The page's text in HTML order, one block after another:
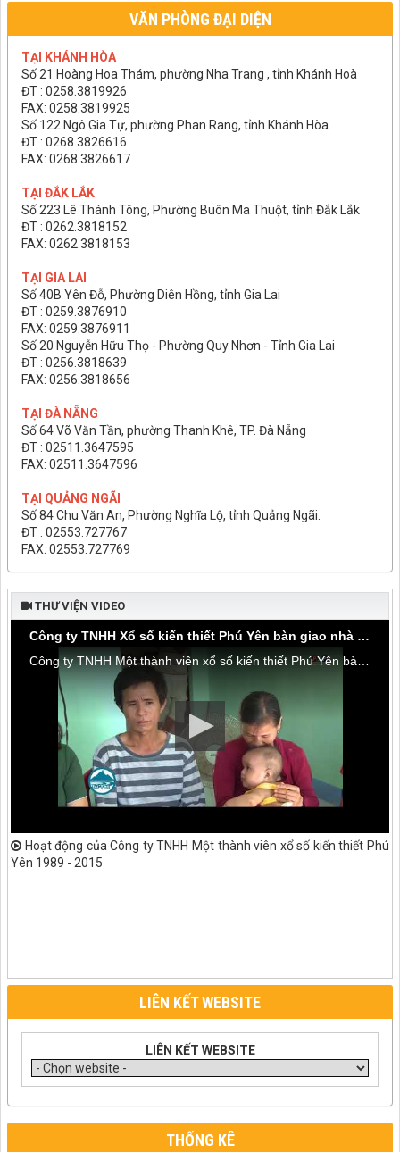
VĂN PHÒNG ĐẠI DIỆN
TẠI KHÁNH HÒA
Số 21 Hoàng Hoa Thám, phường Nha Trang , tỉnh Khánh Hoà
ĐT : 0258.3819926
FAX: 0258.3819925
Số 122 Ngô Gia Tự, phường Phan Rang, tỉnh Khánh Hòa
ĐT : 0268.3826616
FAX: 0268.3826617
TẠI ĐẮK LẮK
Số 223 Lê Thánh Tông, Phường Buôn Ma Thuột, tỉnh Đắk Lắk
ĐT : 0262.3818152
FAX: 0262.3818153
TẠI GIA LAI
Số 40B Yên Đỗ, Phường Diên Hồng, tỉnh Gia Lai
ĐT : 0259.3876910
FAX: 0259.3876911
Số 20 Nguyễn Hữu Thọ - Phường Quy Nhơn - Tỉnh Gia Lai
ĐT : 0256.3818639
FAX: 0256.3818656
TẠI ĐÀ NẴNG
Số 64 Võ Văn Tần, phường Thanh Khê, TP. Đà Nẵng
ĐT : 02511.3647595
FAX: 02511.3647596
TẠI QUẢNG NGÃI
Số 84 Chu Văn An, Phường Nghĩa Lộ, tỉnh Quảng Ngãi.
ĐT : 02553.727767
FAX: 02553.727769
THƯ VIỆN VIDEO
Công ty TNHH Xổ số kiến thiết Phú Yên bàn giao nhà tình thương tại thôn Hòa Đa, xã An Mỹ
Hoạt động của Công ty TNHH Một thành viên xổ số kiến thiết Phú
Yên 1989 - 2015
LIÊN KẾT WEBSITE
LIÊN KẾT WEBSITE
THỐNG KÊ